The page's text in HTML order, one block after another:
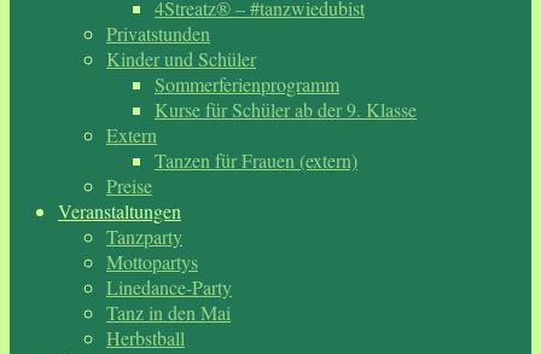
4Streatz® – #tanzwiedubist
Privatstunden
Kinder und Schüler
Sommerferienprogramm
Kurse für Schüler ab der 9. Klasse
Extern
Tanzen für Frauen (extern)
Preise
Veranstaltungen
Tanzparty
Mottopartys
Linedance-Party
Tanz in den Mai
Herbstball